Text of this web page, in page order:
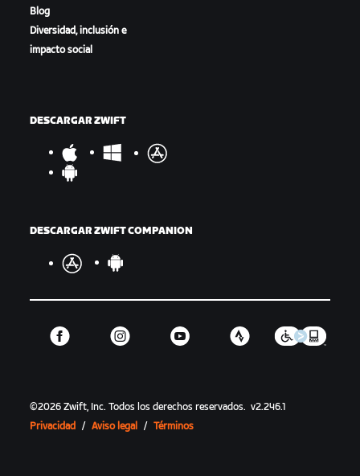
Blog
Diversidad, inclusión e
impacto social
DESCARGAR ZWIFT
DESCARGAR ZWIFT COMPANION
©2026 Zwift, Inc.Todos los derechos reservados. v2.246.1
Privacidad / Aviso legal / Términos